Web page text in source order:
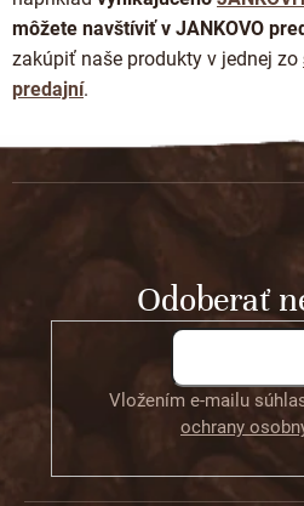
môžete navštíviť v JANKOVO
zakúpiť naše produkty v jednej zo
predajní.
Z
Odoberať
Vložením e-mailu
ochrany